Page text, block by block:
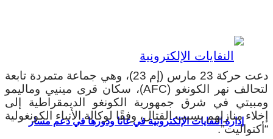
إدارة النفايات الإلكترونية في غانا ودورها في دعم مسار
دعت حركة 23 مارس (إم 23)، وهي جماعة متمردة تابعة
لتحالف نهر الكونغو (AFC)، سكان قرى مينيي وماليمو
ومبيتي في شرق جمهورية الكونغو الديمقراطية إلى
إخلاء منازلهم بسبب القتال، وفقًا لوكالة الأنباء الكونغولية
“أكتواليت”.